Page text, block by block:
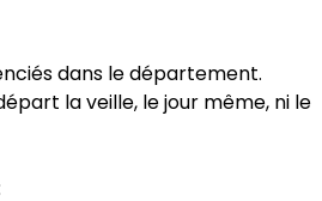
dans le département.
la veille, le jour même, ni le